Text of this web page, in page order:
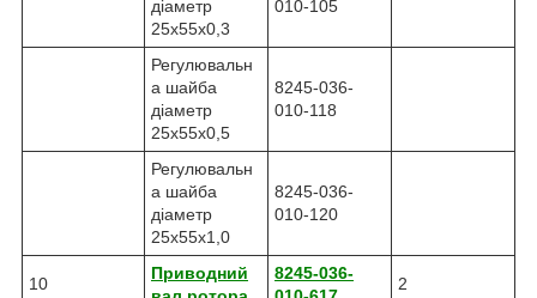
діаметр
25x55x0,3
010-105
Регулювальн
а шайба
діаметр
25x55x0,5
8245-036-
010-118
Регулювальн
а шайба
діаметр
25x55x1,0
8245-036-
010-120
10
Приводний
8245-036-
2